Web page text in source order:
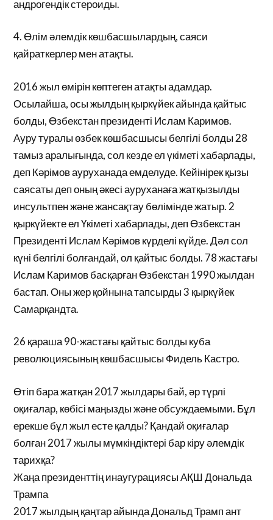
андрогендік стероиды.
4. Өлім әлемдік көшбасшылардың, саяси
қайраткерлер мен атақты.
2016 жыл өмірін көптеген атақты адамдар.
Осылайша, осы жылдың қыркүйек айында қайтыс
болды, Өзбекстан президенті Ислам Каримов.
Ауру туралы өзбек көшбасшысы белгілі болды 28
тамыз аралығында, сол кезде ел үкіметі хабарлады,
деп Кәрімов ауруханада емделуде. Кейінірек қызы
саясаты деп оның әкесі ауруханаға жатқызылды
инсультпен және жансақтау бөлімінде жатыр. 2
қыркүйекте ел Үкіметі хабарлады, деп Өзбекстан
Президенті Ислам Кәрімов күрделі күйде. Дәл сол
күні белгілі болғандай, ол қайтыс болды. 78 жастағы
Ислам Каримов басқарған Өзбекстан 1990 жылдан
бастап. Оны жер қойнына тапсырды 3 қыркүйек
Самарқандта.
26 қараша 90-жастағы қайтыс болды куба
революциясының көшбасшысы Фидель Кастро.
Өтіп бара жатқан 2017 жылдары бай, әр түрлі
оқиғалар, көбісі маңызды және обсуждаемыми. Бұл
ерекше бұл жыл есте қалды? Қандай оқиғалар
болған 2017 жылы мүмкіндіктері бар кіру әлемдік
тарихқа?
Жаңа президенттің инаугурациясы АҚШ Дональда
Трампа
2017 жылдың қаңтар айында Дональд Трамп ант